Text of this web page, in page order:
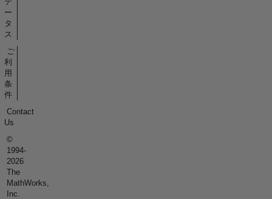
ー
タ
ス
ご
利
用
条
件
Contact
Us
©
1994-
2026
The
MathWorks,
Inc.